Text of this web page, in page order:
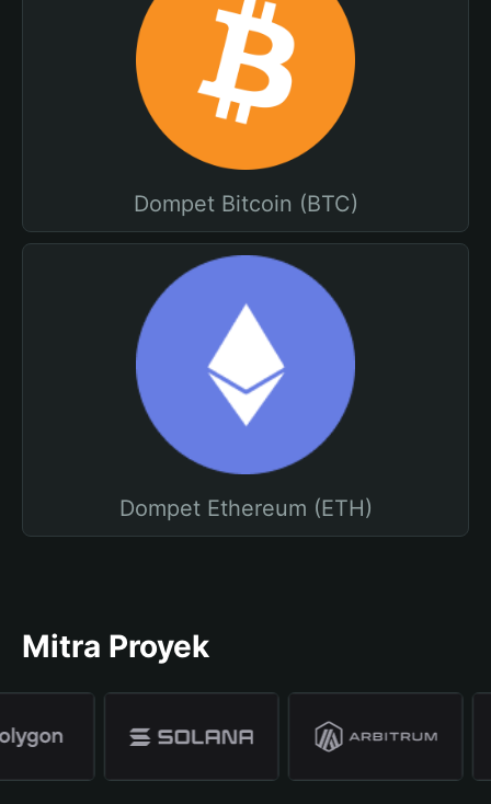
Dompet Bitcoin (BTC)
Dompet Ethereum (ETH)
Mitra Proyek